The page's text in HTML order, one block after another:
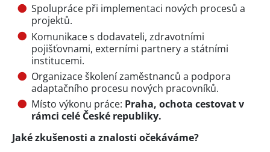
Spolupráce při implementaci nových procesů a
projektů.
Komunikace s dodavateli, zdravotními
pojišťovnami, externími partnery a státními
institucemi.
Organizace školení zaměstnanců a podpora
adaptačního procesu nových pracovníků.
Místo výkonu práce: Praha, ochota cestovat v
rámci celé České republiky.
Jaké zkušenosti a znalosti očekáváme?